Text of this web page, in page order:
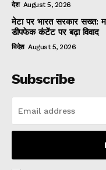
देश August 5, 2026
मेटा पर भारत सरकार सख्त:
डीपफेक कंटेंट पर बढ़ा विवाद
विदेश August 5, 2026
Subscribe